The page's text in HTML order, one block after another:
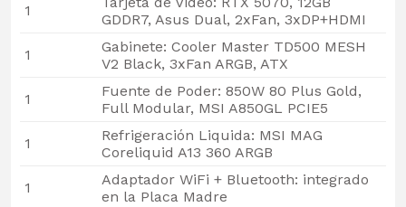
1
GDDR7, Asus Dual, 2xFan, 3xDP+HDMI
1
Gabinete: Cooler Master TD500 MESH
V2 Black, 3xFan ARGB, ATX
1
Fuente de Poder: 850W 80 Plus Gold,
Full Modular, MSI A850GL PCIE5
1
Refrigeración Liquida: MSI MAG
Coreliquid A13 360 ARGB
1
Adaptador WiFi + Bluetooth: integrado
en la Placa Madre